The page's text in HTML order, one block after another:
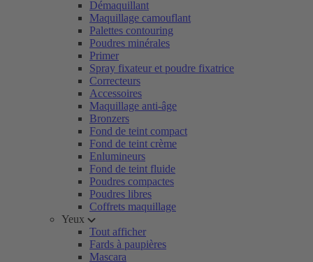
Démaquillant
Maquillage camouflant
Palettes contouring
Poudres minérales
Primer
Spray fixateur et poudre fixatrice
Correcteurs
Accessoires
Maquillage anti-âge
Bronzers
Fond de teint compact
Fond de teint crème
Enlumineurs
Fond de teint fluide
Poudres compactes
Poudres libres
Coffrets maquillage
Yeux
Tout afficher
Fards à paupières
Mascara